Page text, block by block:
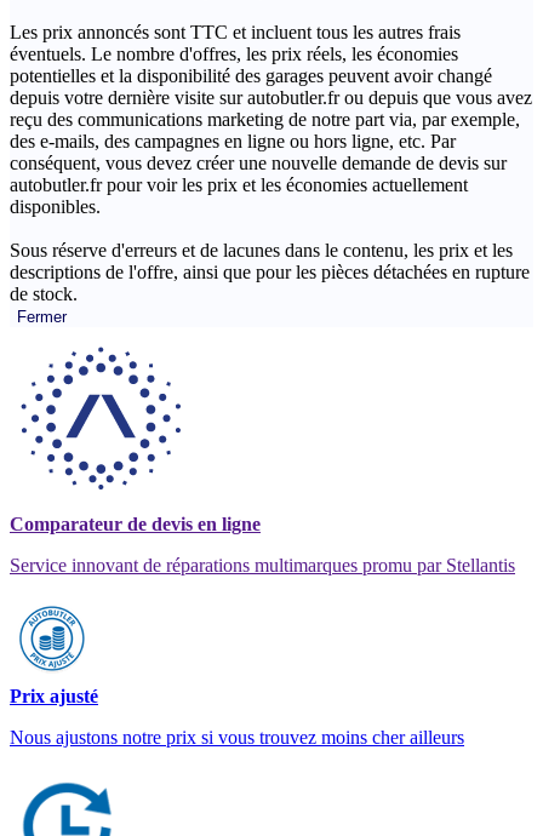
Les prix annoncés sont TTC et incluent tous les autres frais
éventuels. Le nombre d'offres, les prix réels, les économies
potentielles et la disponibilité des garages peuvent avoir changé
depuis votre dernière visite sur autobutler.fr ou depuis que vous avez
reçu des communications marketing de notre part via, par exemple,
des e-mails, des campagnes en ligne ou hors ligne, etc. Par
conséquent, vous devez créer une nouvelle demande de devis sur
autobutler.fr pour voir les prix et les économies actuellement
disponibles.
Sous réserve d'erreurs et de lacunes dans le contenu, les prix et les
descriptions de l'offre, ainsi que pour les pièces détachées en rupture
de stock.
Fermer
Comparateur de devis en ligne
Service innovant de réparations multimarques promu par Stellantis
Prix ajusté
Nous ajustons notre prix si vous trouvez moins cher ailleurs